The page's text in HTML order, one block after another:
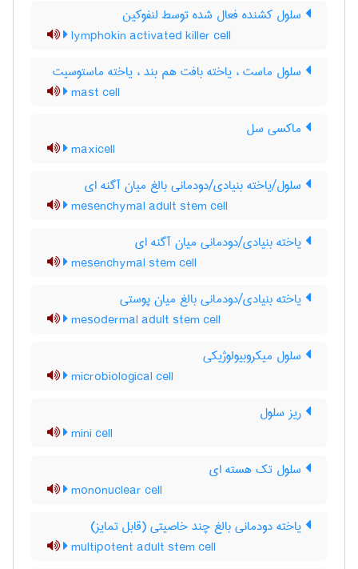
سلول کشنده فعال شده توسط لنفوکین
lymphokin activated killer cell
سلول ماست ، یاخته بافت هم بند ، یاخته ماستوسیت
mast cell
ماکسی سل
maxicell
سلول/یاخته بنیادی/دودمانی بالغ میان آگنه ای
mesenchymal adult stem cell
یاخته بنیادی/دودمانی میان آگنه ای
mesenchymal stem cell
یاخته بنیادی/دودمانی بالغ میان پوستی
mesodermal adult stem cell
سلول میکروبیولوژیکی
microbiological cell
ریز سلول
mini cell
سلول تک هسته ای
mononuclear cell
یاخته دودمانی بالغ چند خاصیتی (قابل تمایز)
multipotent adult stem cell